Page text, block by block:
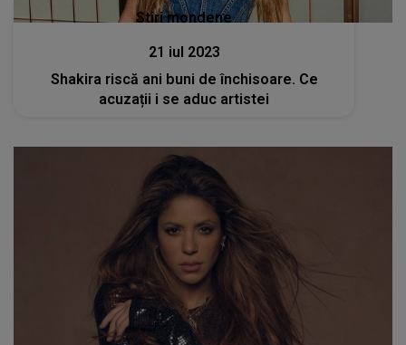
Stiri mondene
21 iul 2023
Shakira riscă ani buni de închisoare. Ce
acuzații i se aduc artistei